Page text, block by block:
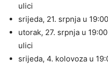
ulici
srijeda, 21. srpnja u
utorak, 27. srpnja u
ulici
srijeda, 4. kolovoza u